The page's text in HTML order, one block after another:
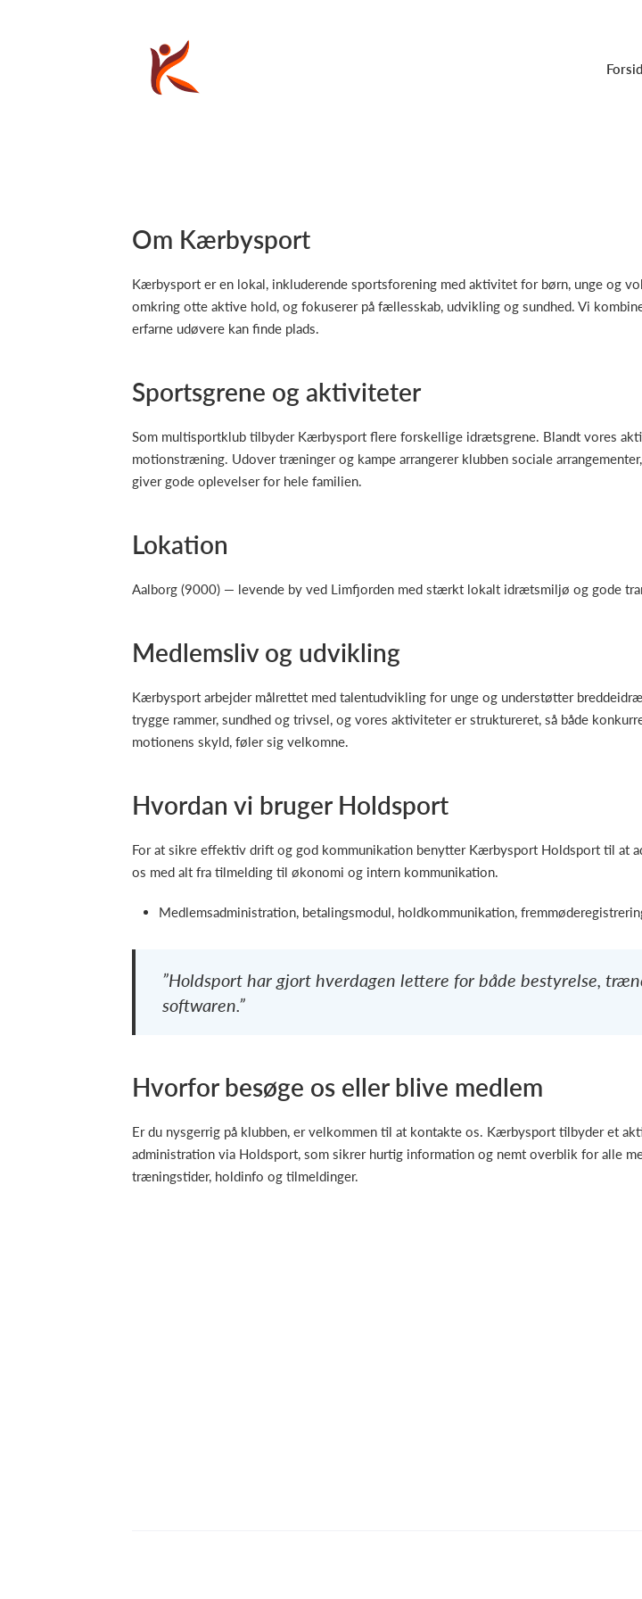
Om Kærbysport
Kærbysport er en lokal, inkluderende sportsforening med aktivitet for børn, unge og
omkring otte aktive hold, og fokuserer på fællesskab, udvikling og sundhed. Vi
erfarne udøvere kan finde plads.
Sportsgrene og aktiviteter
Som multisportklub tilbyder Kærbysport flere forskellige idrætsgrene. Blandt vores
motionstræning. Udover træninger og kampe arrangerer klubben sociale
giver gode oplevelser for hele familien.
Lokation
Aalborg (9000) — levende by ved Limfjorden med stærkt lokalt idrætsmiljø og gode
Medlemsliv og udvikling
Kærbysport arbejder målrettet med talentudvikling for unge og understøtter
trygge rammer, sundhed og trivsel, og vores aktiviteter er struktureret, så både
motionens skyld, føler sig velkomne.
Hvordan vi bruger Holdsport
For at sikre effektiv drift og god kommunikation benytter Kærbysport Holdsport til at
os med alt fra tilmelding til økonomi og intern kommunikation.
Medlemsadministration, betalingsmodul, holdkommunikation,
”Holdsport har gjort hverdagen lettere for både bestyrelse,
softwaren.”
Hvorfor besøge os eller blive medlem
Er du nysgerrig på klubben, er velkommen til at kontakte os. Kærbysport tilbyder et
administration via Holdsport, som sikrer hurtig information og nemt overblik for alle
træningstider, holdinfo og tilmeldinger.